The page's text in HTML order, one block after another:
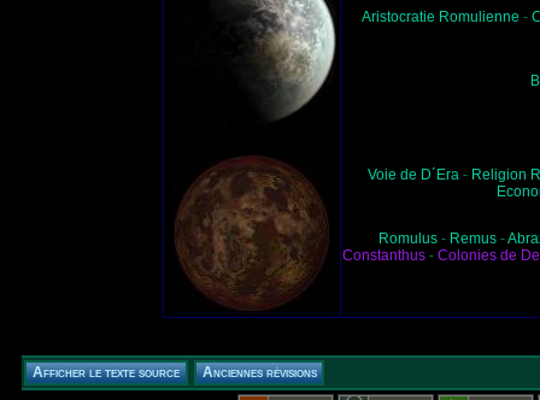
Aristocratie Romulienne -
Voie de D´Era- Religion
Romulus - Remus -
Constanthus - Colonies de